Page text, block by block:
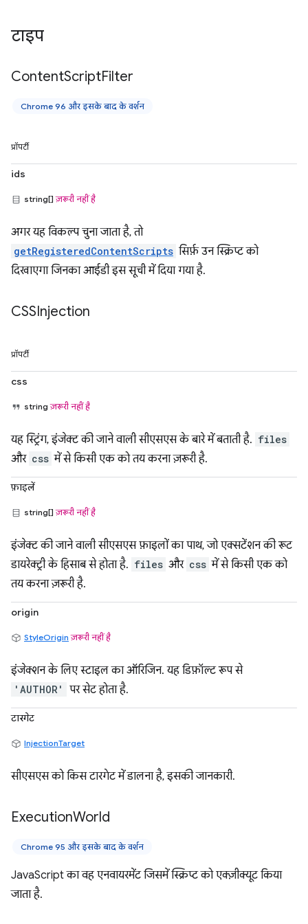
टाइप
ContentScriptFilter
Chrome 96 और इसके बाद के वर्शन
प्रॉपर्टी
ids
string[]ज़रूरी नहीं है
अगर यह विकल्प चुना जाता है, तो
getRegisteredContentScripts सिर्फ़ उन स्क्रिप्ट को
दिखाएगा जिनका आईडी इस सूची में दिया गया है.
CSSInjection
प्रॉपर्टी
css
stringज़रूरी नहीं है
यह स्ट्रिंग, इंजेक्ट की जाने वाली सीएसएस के बारे में बताती है. files
और css में से किसी एक को तय करना ज़रूरी है.
फ़ाइलें
string[]ज़रूरी नहीं है
इंजेक्ट की जाने वाली सीएसएस फ़ाइलों का पाथ, जो एक्सटेंशन की रूट
डायरेक्ट्री के हिसाब से होता है. files और css में से किसी एक को
तय करना ज़रूरी है.
origin
StyleOrigin ज़रूरी नहीं है
इंजेक्शन के लिए स्टाइल का ऑरिजिन. यह डिफ़ॉल्ट रूप से
'AUTHOR' पर सेट होता है.
टारगेट
InjectionTarget
सीएसएस को किस टारगेट में डालना है, इसकी जानकारी.
ExecutionWorld
Chrome 95 और इसके बाद के वर्शन
JavaScript का वह एनवायरमेंट जिसमें स्क्रिप्ट को एक्ज़ीक्यूट किया
जाता है.